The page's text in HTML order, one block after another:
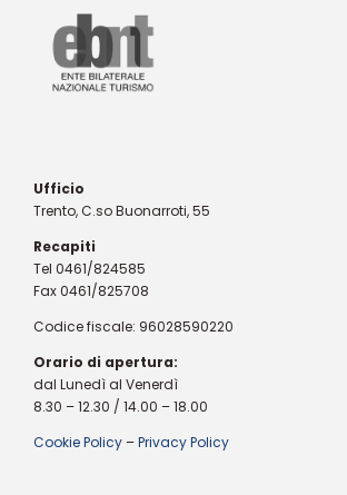
Ufficio
Trento, C.so Buonarroti, 55
Recapiti
Tel 0461/824585
Fax 0461/825708
Codice fiscale: 96028590220
Orario di apertura:
dal Lunedì al Venerdì
8.30 – 12.30 / 14.00 – 18.00
Cookie Policy –Privacy Policy